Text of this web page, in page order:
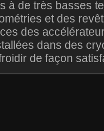
à de très basses
et des
des
dans des
de façon